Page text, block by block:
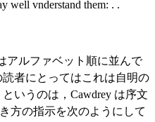
well vnderstand them: . .
アルファベット順に並んで
者にとってはこれは自明の
いうのは，Cawdrey は序文
方の指示を次のようにして